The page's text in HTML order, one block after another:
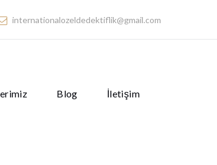
internationalozeldedektiflik@gmail.com
Blog İletişim